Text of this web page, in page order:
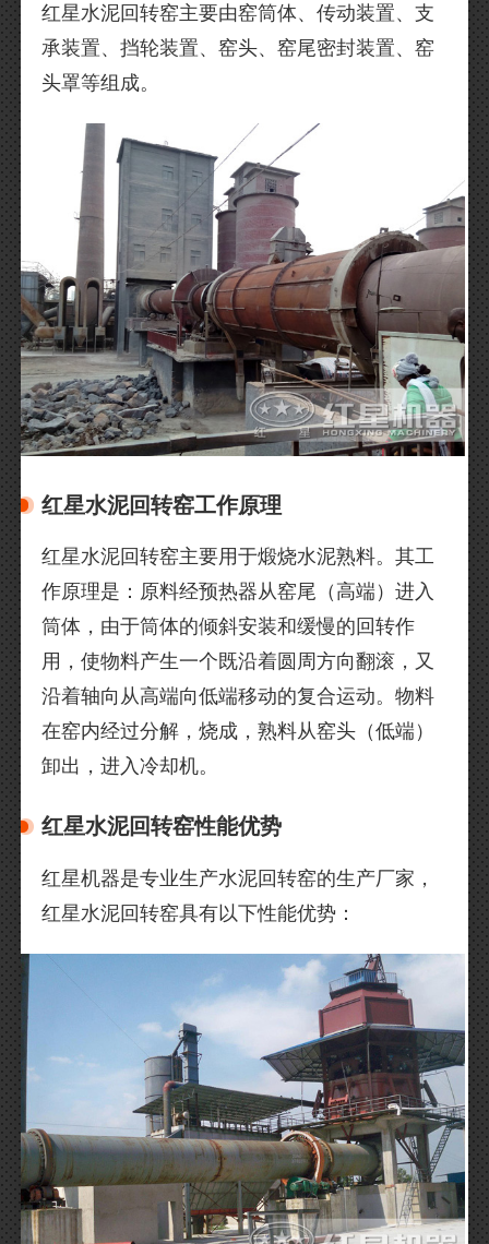
红星水泥回转窑主要由窑筒体、传动装置、支
承装置、挡轮装置、窑头、窑尾密封装置、窑
头罩等组成。
红星水泥回转窑工作原理
红星水泥回转窑主要用于煅烧水泥熟料。其工
作原理是：原料经预热器从窑尾（高端）进入
筒体，由于筒体的倾斜安装和缓慢的回转作
用，使物料产生一个既沿着圆周方向翻滚，又
沿着轴向从高端向低端移动的复合运动。物料
在窑内经过分解，烧成，熟料从窑头（低端）
卸出，进入冷却机。
红星水泥回转窑性能优势
红星机器是专业生产水泥回转窑的生产厂家，
红星水泥回转窑具有以下性能优势：